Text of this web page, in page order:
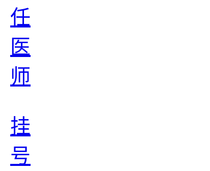
任
医
师
挂
号